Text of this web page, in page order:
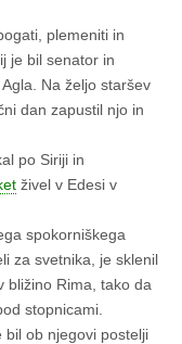
plemeniti in
je bil senator in
Na željo staršev
dan zapustil njo in
po Siriji in
živel v Edesi v
spokorniškega
za svetnika, je sklenil
bližino Rima, tako da
stopnicami.
bil ob njegovi postelji